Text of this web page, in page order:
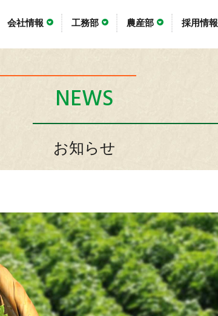
会社情報 工務部 農産部 採用情報
NEWS
お知らせ